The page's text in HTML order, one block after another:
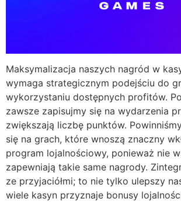
Maksymalizacja naszych nagród w
wymaga strategicznym podejściu do
wykorzystaniu dostępnych profitów.
zawsze zapisujmy się na wydarzenia
zwiększają liczbę punktów.
się na grach, które wnoszą znaczny
program lojalnościowy, ponieważ nie
zapewniają takie same nagrody.
ze przyjaciółmi; to nie tylko ulepszy
wiele kasyn przyznaje bonusy